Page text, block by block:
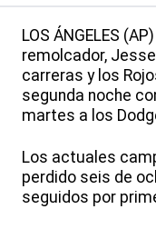
LOS ÁNGELES
remolcador,
carreras y los
segunda noche
martes a los
Los actuales
perdido seis de
seguidos por